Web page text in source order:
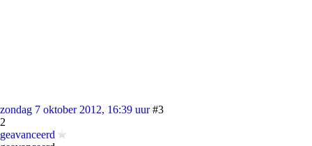
zondag 7 oktober 2012, 16:39 uur #3
2
geavanceerd